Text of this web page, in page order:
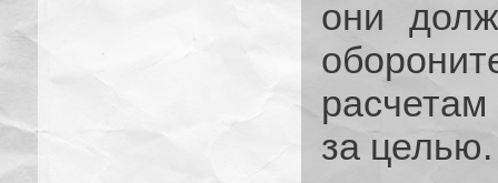
они
расчетам
за целью.